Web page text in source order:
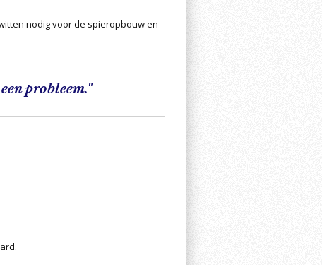
nodig voor de spieropbouw en
probleem."